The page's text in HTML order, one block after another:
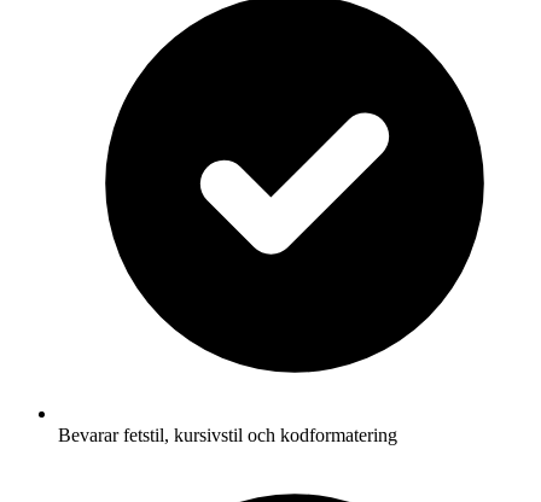
Bevarar fetstil, kursivstil och kodformatering